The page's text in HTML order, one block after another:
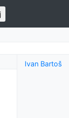
Ivan Bartoš